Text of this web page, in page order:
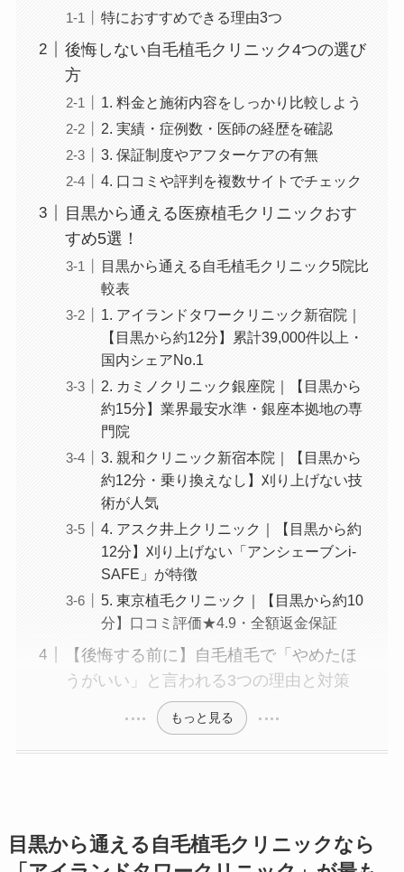
特におすすめできる理由3つ
後悔しない自毛植毛クリニック4つの選び
方
1. 料金と施術内容をしっかり比較しよう
2. 実績・症例数・医師の経歴を確認
3. 保証制度やアフターケアの有無
4. 口コミや評判を複数サイトでチェック
目黒から通える医療植毛クリニックおす
すめ5選！
目黒から通える自毛植毛クリニック5院比
較表
1. アイランドタワークリニック新宿院｜
【目黒から約12分】累計39,000件以上・
国内シェアNo.1
2. カミノクリニック銀座院｜【目黒から
約15分】業界最安水準・銀座本拠地の専
門院
3. 親和クリニック新宿本院｜【目黒から
約12分・乗り換えなし】刈り上げない技
術が人気
4. アスク井上クリニック｜【目黒から約
12分】刈り上げない「アンシェーブンi-
SAFE」が特徴
5. 東京植毛クリニック｜【目黒から約10
分】口コミ評価★4.9・全額返金保証
【後悔する前に】自毛植毛で「やめたほ
うがいい」と言われる3つの理由と対策
もっと見る
目黒から通える自毛植毛クリニックなら